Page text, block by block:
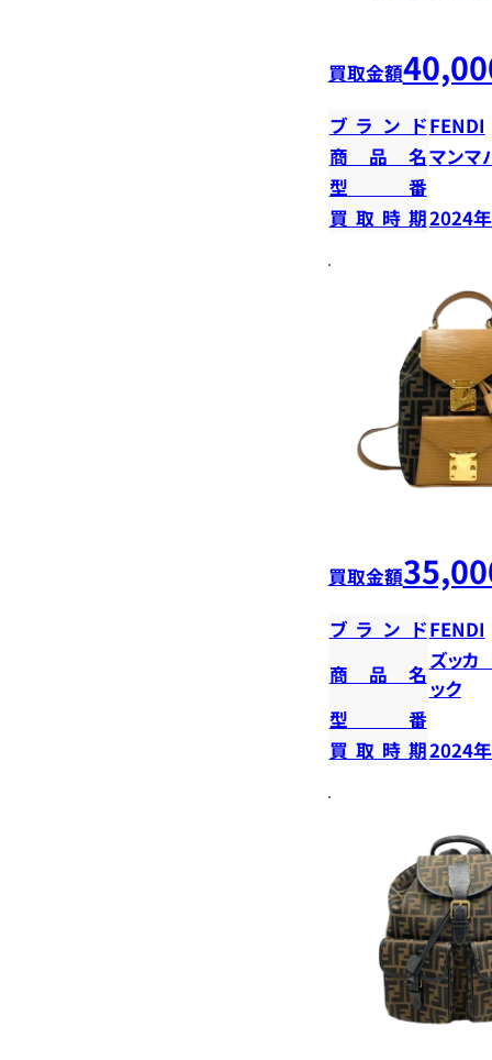
買取金額
ブランドFENDI
商品名マンマ
型番
買取時期2024
買取金額
ブランドFENDI
商品名
ズッカ
ック
型番
買取時期2024